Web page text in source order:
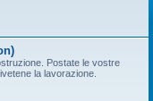
Postate le vostre
la lavorazione.